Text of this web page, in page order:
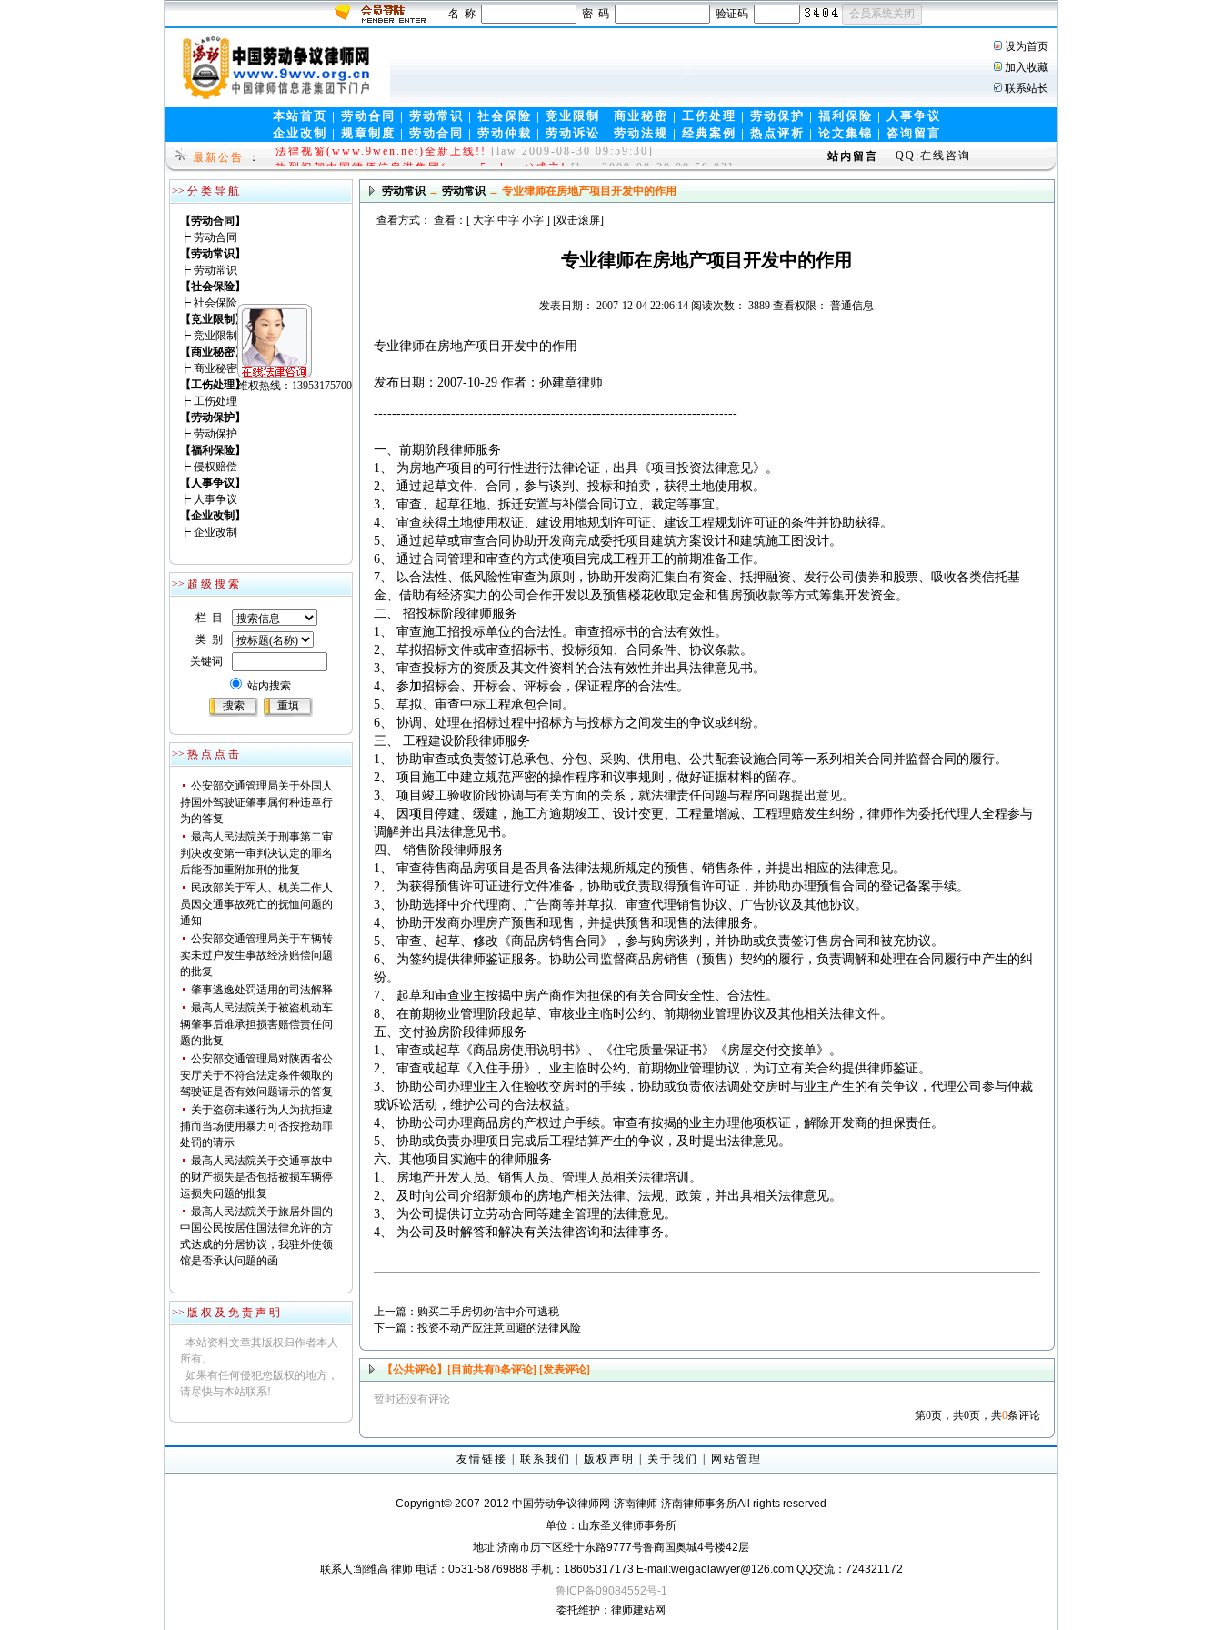
维权热线：13953175700
名 称 密 码 验证码
设为首页
加入收藏
联系站长
本站首页 | 劳动合同 | 劳动常识 | 社会保险 | 竞业限制 | 商业秘密 | 工伤处理 | 劳动保护 | 福利保险 | 人事争议 |
企业改制
| 规章制度 | 劳动合同 | 劳动仲裁 | 劳动诉讼 | 劳动法规 | 经典案例 | 热点评析 | 论文集锦 | 咨询留言 |
最新公告 ：
法律视窗(www.9wen.net)全新上线!! [law 2009-08-30 09:59:30]
热烈祝贺中国律师信息港集团(www.5ask.net)成立!
[law 2009-08-30 09:58:03] 站内留言 QQ:在线咨询
>> 分 类 导 航
【劳动合同】
┝ 劳动合同
【劳动常识】
┝ 劳动常识
【社会保险】
┝ 社会保险
【竞业限制】
┝ 竞业限制
【商业秘密】
┝ 商业秘密
【工伤处理】
┝ 工伤处理
【劳动保护】
┝ 劳动保护
【福利保险】
┝ 侵权赔偿
【人事争议】
┝ 人事争议
【企业改制】
┝ 企业改制
>> 超 级 搜 索
栏 目
类 别
关键词
站内搜索
>> 热 点 点 击
公安部交通管理局关于外国人
持国外驾驶证肇事属何种违章行
为的答复
最高人民法院关于刑事第二审
判决改变第一审判决认定的罪名
后能否加重附加刑的批复
民政部关于军人、机关工作人
员因交通事故死亡的抚恤问题的
通知
公安部交通管理局关于车辆转
卖未过户发生事故经济赔偿问题
的批复
肇事逃逸处罚适用的司法解释
最高人民法院关于被盗机动车
辆肇事后谁承担损害赔偿责任问
题的批复
公安部交通管理局对陕西省公
安厅关于不符合法定条件领取的
驾驶证是否有效问题请示的答复
关于盗窃未遂行为人为抗拒逮
捕而当场使用暴力可否按抢劫罪
处罚的请示
最高人民法院关于交通事故中
的财产损失是否包括被损车辆停
运损失问题的批复
最高人民法院关于旅居外国的
中国公民按居住国法律允许的方
式达成的分居协议，我驻外使领
馆是否承认问题的函
>> 版 权 及 免 责 声 明
本站资料文章其版权归作者本人
所有。
如果有任何侵犯您版权的地方，
请尽快与本站联系!
劳动常识→ 劳动常识→ 专业律师在房地产项目开发中的作用
查看方式： 查看：[ 大字 中字 小字] [双击滚屏]
专业律师在房地产项目开发中的作用
发表日期： 2007-12-04 22:06:14 阅读次数： 3889 查看权限： 普通信息
专业律师在房地产项目开发中的作用
发布日期：2007-10-29 作者：孙建章律师
--------------------------------------------------------------------------------
一、前期阶段律师服务
1、 为房地产项目的可行性进行法律论证，出具《项目投资法律意见》。
2、 通过起草文件、合同，参与谈判、投标和拍卖，获得土地使用权。
3、 审查、起草征地、拆迁安置与补偿合同订立、裁定等事宜。
4、 审查获得土地使用权证、建设用地规划许可证、建设工程规划许可证的条件并协助获得。
5、 通过起草或审查合同协助开发商完成委托项目建筑方案设计和建筑施工图设计。
6、 通过合同管理和审查的方式使项目完成工程开工的前期准备工作。
7、 以合法性、低风险性审查为原则，协助开发商汇集自有资金、抵押融资、发行公司债券和股票、吸收各类信托基
金、借助有经济实力的公司合作开发以及预售楼花收取定金和售房预收款等方式筹集开发资金。
二、 招投标阶段律师服务
1、 审查施工招投标单位的合法性。审查招标书的合法有效性。
2、 草拟招标文件或审查招标书、投标须知、合同条件、协议条款。
3、 审查投标方的资质及其文件资料的合法有效性并出具法律意见书。
4、 参加招标会、开标会、评标会，保证程序的合法性。
5、 草拟、审查中标工程承包合同。
6、 协调、处理在招标过程中招标方与投标方之间发生的争议或纠纷。
三、 工程建设阶段律师服务
1、 协助审查或负责签订总承包、分包、采购、供用电、公共配套设施合同等一系列相关合同并监督合同的履行。
2、 项目施工中建立规范严密的操作程序和议事规则，做好证据材料的留存。
3、 项目竣工验收阶段协调与有关方面的关系，就法律责任问题与程序问题提出意见。
4、 因项目停建、缓建，施工方逾期竣工、设计变更、工程量增减、工程理赔发生纠纷，律师作为委托代理人全程参与
调解并出具法律意见书。
四、 销售阶段律师服务
1、 审查待售商品房项目是否具备法律法规所规定的预售、销售条件，并提出相应的法律意见。
2、 为获得预售许可证进行文件准备，协助或负责取得预售许可证，并协助办理预售合同的登记备案手续。
3、 协助选择中介代理商、广告商等并草拟、审查代理销售协议、广告协议及其他协议。
4、 协助开发商办理房产预售和现售，并提供预售和现售的法律服务。
5、 审查、起草、修改《商品房销售合同》，参与购房谈判，并协助或负责签订售房合同和被充协议。
6、 为签约提供律师鉴证服务。协助公司监督商品房销售（预售）契约的履行，负责调解和处理在合同履行中产生的纠
纷。
7、 起草和审查业主按揭中房产商作为担保的有关合同安全性、合法性。
8、 在前期物业管理阶段起草、审核业主临时公约、前期物业管理协议及其他相关法律文件。
五、交付验房阶段律师服务
1、 审查或起草《商品房使用说明书》、《住宅质量保证书》《房屋交付交接单》。
2、 审查或起草《入住手册》、业主临时公约、前期物业管理协议，为订立有关合约提供律师鉴证。
3、 协助公司办理业主入住验收交房时的手续，协助或负责依法调处交房时与业主产生的有关争议，代理公司参与仲裁
或诉讼活动，维护公司的合法权益。
4、 协助公司办理商品房的产权过户手续。审查有按揭的业主办理他项权证，解除开发商的担保责任。
5、 协助或负责办理项目完成后工程结算产生的争议，及时提出法律意见。
六、其他项目实施中的律师服务
1、 房地产开发人员、销售人员、管理人员相关法律培训。
2、 及时向公司介绍新颁布的房地产相关法律、法规、政策，并出具相关法律意见。
3、 为公司提供订立劳动合同等建全管理的法律意见。
4、 为公司及时解答和解决有关法律咨询和法律事务。
上一篇： 购买二手房切勿信中介可逃税
下一篇： 投资不动产应注意回避的法律风险
【公共评论】[目前共有0条评论] [发表评论]
暂时还没有评论
第0页，共0页，共0条评论
友情链接 联系我们 版权声明 关于我们 网站管理
Copyright© 2007-2012 中国劳动争议律师网-济南律师-济南律师事务所All rights reserved
单位：山东圣义律师事务所
地址:济南市历下区经十东路9777号鲁商国奥城4号楼42层
联系人:邹维高 律师 电话：0531-58769888 手机：18605317173 E-mail:weigaolawyer@126.com QQ交流：724321172
鲁ICP备09084552号-1
委托维护： 律师建站网